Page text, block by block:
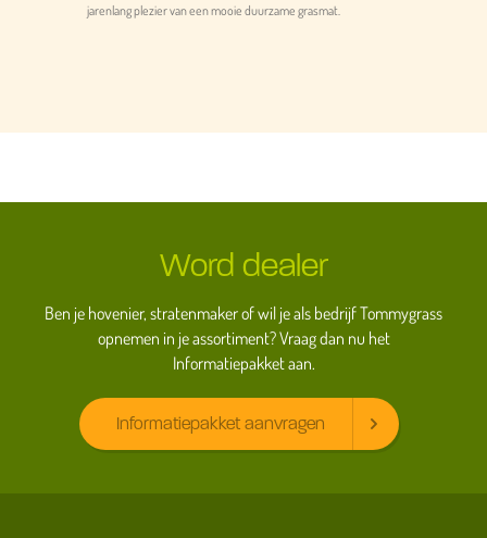
jarenlang plezier van een mooie duurzame grasmat.
Word dealer
Ben je hovenier, stratenmaker of wil je als bedrijf Tommygrass
opnemen in je assortiment? Vraag dan nu het
Informatiepakket aan.
Informatiepakket aanvragen